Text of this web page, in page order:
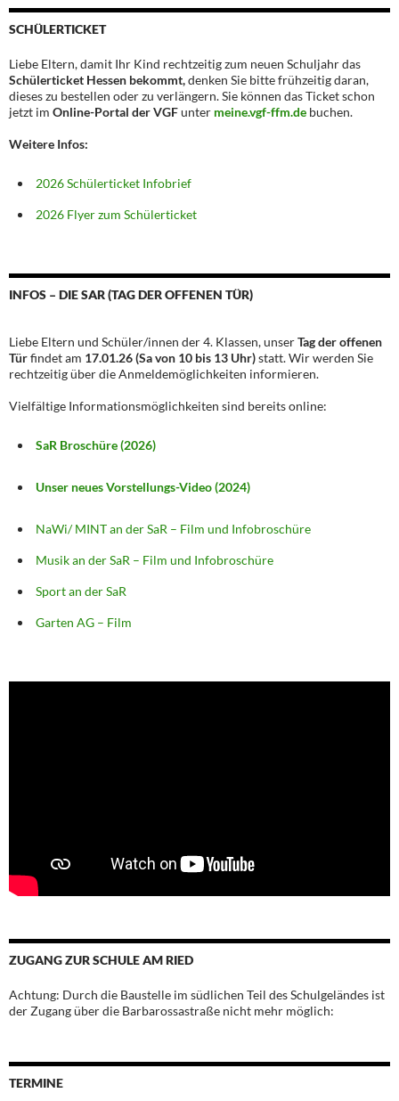
SCHÜLERTICKET
Liebe Eltern, damit Ihr Kind rechtzeitig zum neuen Schuljahr das
Schülerticket Hessen bekommt,denken Sie bitte frühzeitig daran,
dieses zu bestellen oder zu verlängern. Sie können das Ticket schon
jetzt im Online-Portal der VGFunter meine.vgf-ffm.de buchen.
Weitere Infos:
2026 Schülerticket Infobrief
2026 Flyer zum Schülerticket
INFOS – DIE SAR (TAG DER OFFENEN TÜR)
Liebe Eltern und Schüler/innen der 4. Klassen, unserTag der offenen
Türfindet am 17.01.26 (Sa von 10 bis 13 Uhr)statt. Wir werden Sie
rechtzeitig über die Anmeldemöglichkeiten informieren.
Vielfältige Informationsmöglichkeiten sind bereits online:
SaR Broschüre (2026)
Unser neues Vorstellungs-Video (2024)
NaWi/ MINT an der SaR – Film und Infobroschüre
Musik an der SaR – Film und Infobroschüre
Sport an der SaR
Garten AG – Film
ZUGANG ZUR SCHULE AM RIED
Achtung: Durch die Baustelle im südlichen Teil des Schulgeländes ist
der Zugang über die Barbarossastraße nicht mehr möglich:
TERMINE